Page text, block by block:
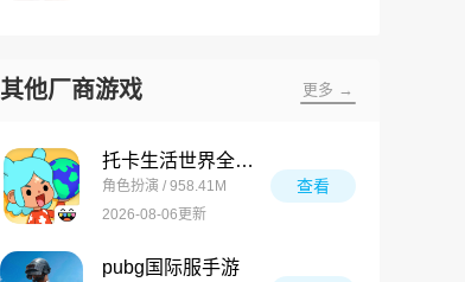
其他厂商游戏 更多 →
托卡生活世界全解锁版
角色扮演 / 958.41M
2026-08-06更新
查看
pubg国际服手游